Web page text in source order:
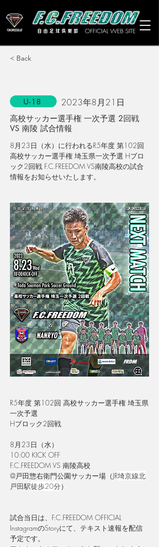
< Back
U-18 2023年8月21日
高校サッカー選手権 一次予選 2回戦
VS 南陵 試合情報
8月23日（水）に行われるR5年度 第102回
高校サッカー選手権 埼玉県一次予選 Hブロ
ック2回戦 F.C.FREEDOM VS南陵高校の試合
情報をお知らせいたします。
R5年度 第102回 高校サッカー選手権 埼玉県
一次予選
Hブロック2回戦
8月23日（水）
10:00 KICK OFF
F.C.FREEDOM VS 南陵高校
@戸田惣右衛門公園サッカー場（JR埼京線北
戸田駅徒歩20分）
試合当日は、F.C.FREEDOM OFFICIAL
InstagramのStoryにて、テキスト速報を配信
予定です。